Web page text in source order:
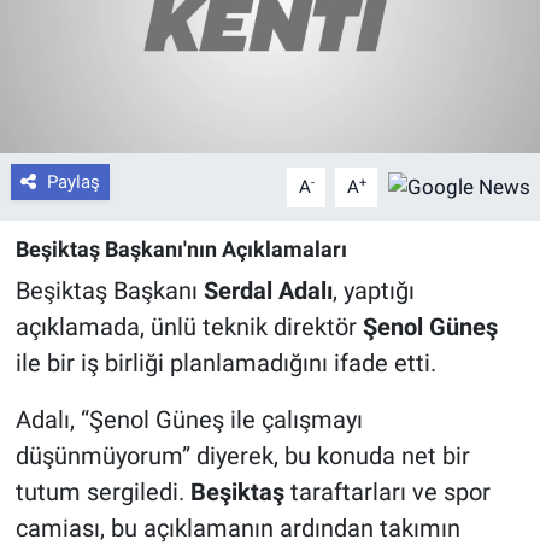
Paylaş A- A+
Beşiktaş Başkanı'nın Açıklamaları
Beşiktaş Başkanı Serdal Adalı, yaptığı
açıklamada, ünlü teknik direktör Şenol Güneş
ile bir iş birliği planlamadığını ifade etti.
Adalı, “Şenol Güneş ile çalışmayı
düşünmüyorum” diyerek, bu konuda net bir
tutum sergiledi. Beşiktaştaraftarları ve spor
camiası, bu açıklamanın ardından takımın